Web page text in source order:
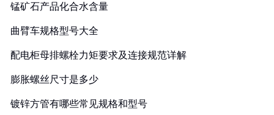
锰矿石产品化合水含量
曲臂车规格型号大全
配电柜母排螺栓力矩要求及连接规范详解
膨胀螺丝尺寸是多少
镀锌方管有哪些常见规格和型号